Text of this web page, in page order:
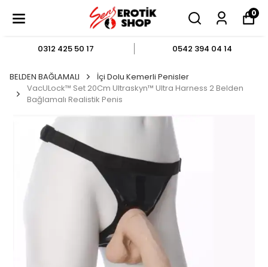
0
0312 425 50 17 0542 394 04 14
BELDEN BAĞLAMALI
İçi Dolu Kemerli Penisler
VacULock™ Set 20Cm Ultraskyn™ Ultra Harness 2 Belden
Bağlamalı Realistik Penis